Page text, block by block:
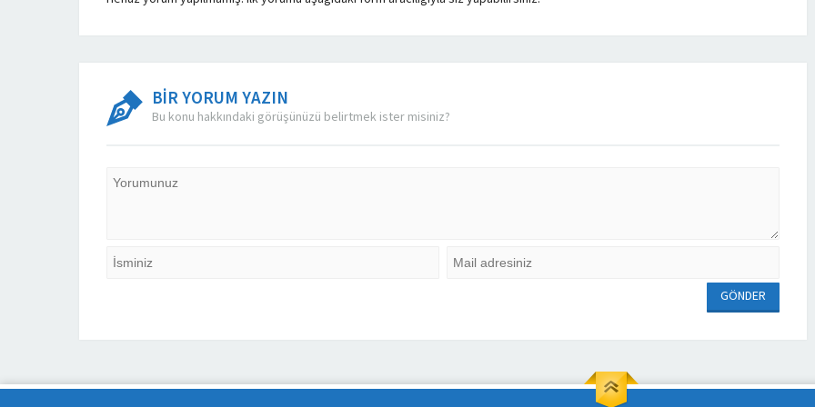
BİR YORUM YAZIN
Bu konu hakkındaki görüşünüzü belirtmek ister misiniz?